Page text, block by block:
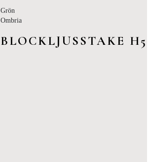
Grön
Ombria
BLOCKLJUSSTAKE H5